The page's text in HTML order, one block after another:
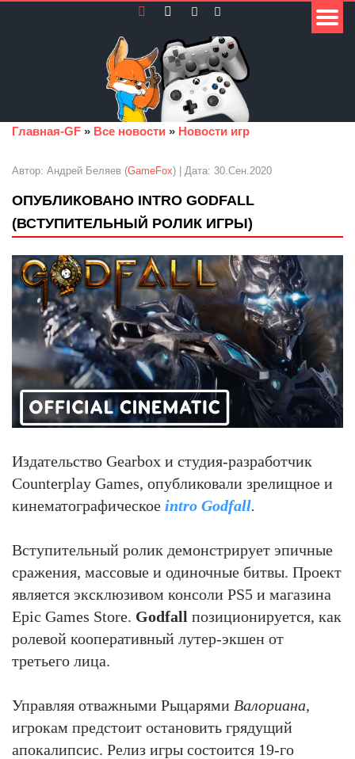
Главная-GF » Все новости » Новости игр
Автор: Андрей Беляев (GameFox) | Дата: 30.Сен.2020
ОПУБЛИКОВАНО INTRO GODFALL
(ВСТУПИТЕЛЬНЫЙ РОЛИК ИГРЫ)
Издательство Gearbox и студия-разработчик
Counterplay Games, опубликовали зрелищное и
кинематографическое intro Godfall.
Вступительный ролик демонстрирует эпичные
сражения, массовые и одиночные битвы. Проект
является эксклюзивом консоли PS5 и магазина
Epic Games Store. Godfall позиционируется, как
ролевой кооперативный лутер-экшен от
третьего лица.
Управляя отважными Рыцарями Валориана,
игрокам предстоит остановить грядущий
апокалипсис. Релиз игры состоится 19-го